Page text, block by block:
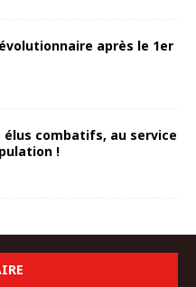
après le 1er
élus combatifs, au service
!